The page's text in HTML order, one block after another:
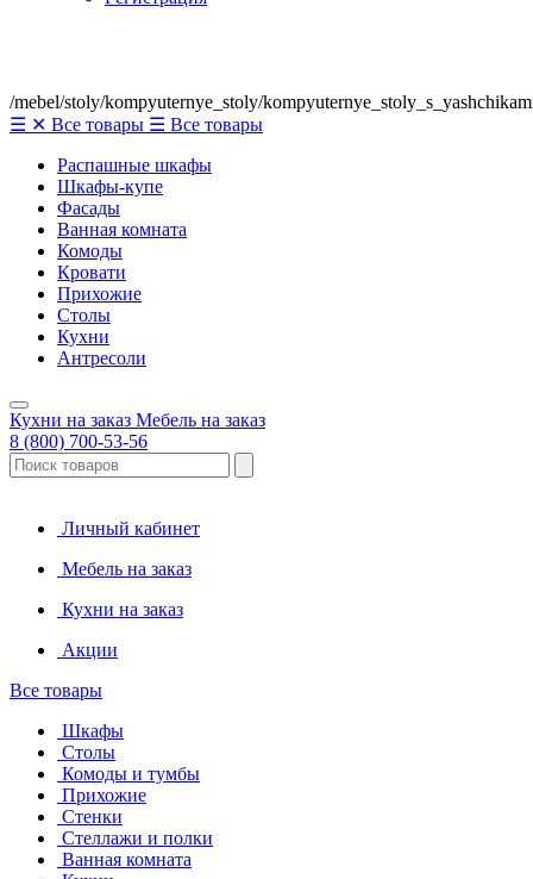
/mebel/stoly/kompyuternye_stoly/
☰ ✕ Все товары ☰ Все товары
Распашные шкафы
Шкафы-купе
Фасады
Ванная комната
Комоды
Кровати
Прихожие
Столы
Кухни
Антресоли
Кухни на заказ Мебель на заказ
8 (800) 700-53-56
Личный кабинет
Мебель на заказ
Кухни на заказ
Акции
Все товары
Шкафы
Столы
Комоды и тумбы
Прихожие
Стенки
Стеллажи и полки
Ванная комната